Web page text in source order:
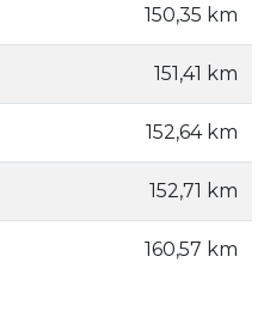
150,35 km
151,41 km
152,64 km
152,71 km
160,57 km